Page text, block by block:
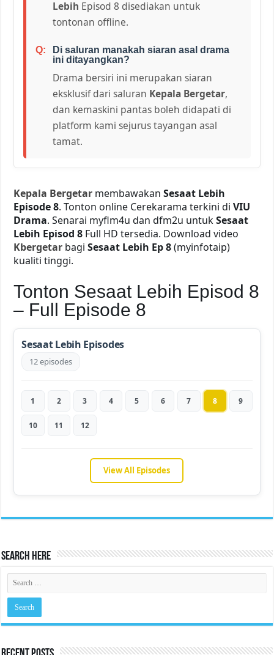
Lebih Episod 8 disediakan untuk
tontonan offline.
Di saluran manakah siaran asal drama
ini ditayangkan?
Drama bersiri ini merupakan siaran
eksklusif dari saluran Kepala Bergetar,
dan kemaskini pantas boleh didapati di
platform kami sejurus tayangan asal
tamat.
Kepala Bergetar membawakanSesaat Lebih
Episode 8. Tonton online Cerekarama terkini diVIU
Drama. Senarai myflm4u dan dfm2u untukSesaat
Lebih Episod 8 Full HD tersedia. Download video
Kbergetar bagiSesaat Lebih Ep 8(myinfotaip)
kualiti tinggi.
Tonton Sesaat Lebih Episod 8
– Full Episode 8
Sesaat Lebih Episodes
12 episodes
1 2 3 4 5 6 7 8 9
10 11 12
View All Episodes
Search Here